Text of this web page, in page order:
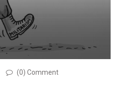
(0) Comment